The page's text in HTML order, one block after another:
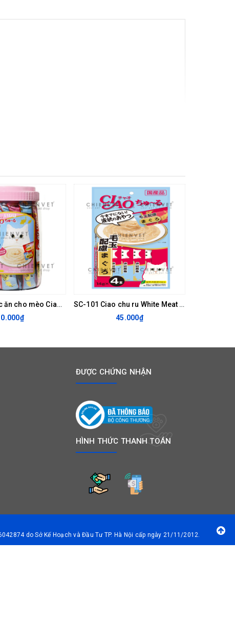
TSC-14T Thức ăn cho mèo Ciao Tuna with Collagen and Fiber 14gx50pcs
SC-101 Ciao chu ru White Meat Tuna with Fiber 56gr
45.000₫
ĐƯỢC CHỨNG NHẬN
HÌNH THỨC THANH TOÁN
do Sở Kế Hoạch và Đầu Tư TP. Hà Nội cấp ngày 21/11/2012.